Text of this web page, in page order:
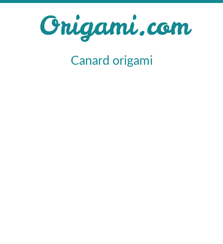
Canard origami
Origami.com